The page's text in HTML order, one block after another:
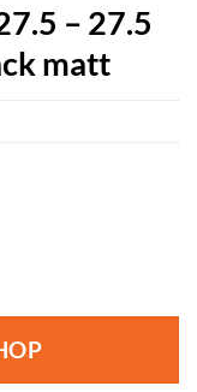
– 27.5
matt
€.